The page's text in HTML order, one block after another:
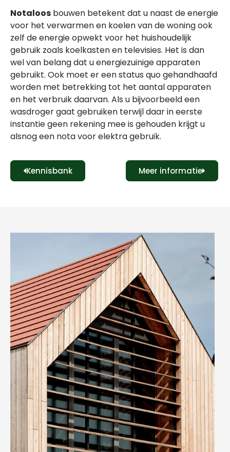
Notaloos bouwen betekent dat u naast de energie
voor het verwarmen en koelen van de woning ook
zelf de energie opwekt voor het huishoudelijk
gebruik zoals koelkasten en televisies. Het is dan
wel van belang dat u energiezuinige apparaten
gebruikt. Ook moet er een status quo gehandhaafd
worden met betrekking tot het aantal apparaten
en het verbruik daarvan. Als u bijvoorbeeld een
wasdroger gaat gebruiken terwijl daar in eerste
instantie geen rekening mee is gehouden krijgt u
alsnog een nota voor elektra gebruik.
Kennisbank Meer informatie